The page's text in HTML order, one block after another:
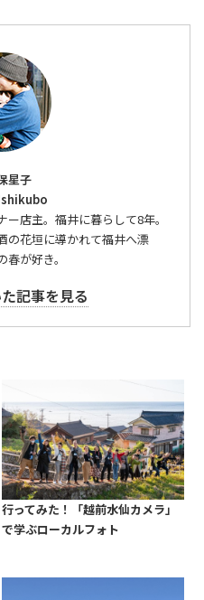
星子
店主。福井に暮らして8年。
の花垣に導かれて福井へ漂
が好き。
記事を見る
行ってみた！「越前水仙カメラ」
で学ぶローカルフォト